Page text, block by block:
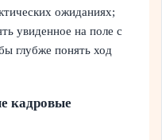
ожиданиях;
увиденное на поле с
глубже понять ход
кадровые